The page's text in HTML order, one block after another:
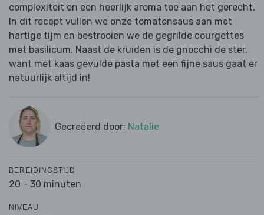
complexiteit en een heerlijk aroma toe aan het gerecht.
In dit recept vullen we onze tomatensaus aan met
hartige tijm en bestrooien we de gegrilde courgettes
met basilicum. Naast de kruiden is de gnocchi de ster,
want met kaas gevulde pasta met een fijne saus gaat er
natuurlijk altijd in!
Gecreëerd door: Natalie
BEREIDINGSTIJD
20 - 30 minuten
NIVEAU